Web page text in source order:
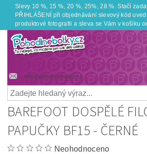
Slevy 10 %, 15 %, 20 %, 25%, 28 %. Stačí
PŘIHLÁŠENÍ při objednávání slevový kód
produktové fotografii a sleva se Vám v košíku
info@pohodlnebotky.cz
BAREFOOT DOSPĚLÉ
PAPUČKY BF15 - ČERNÉ
Neohodnoceno